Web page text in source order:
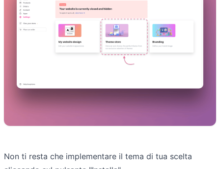
Non ti resta che implementare il tema di tua scelta